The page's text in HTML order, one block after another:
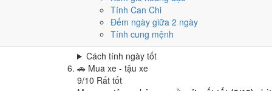
Tính Can Chi
Đếm ngày giữa 2 ngày
Tính cung mệnh
Nhập trạch - vào nhà mới
Rất tốt
Nhập trạch - vào nhà mới hôm nay ở
Cách tính ngày tốt
🚗 Mua xe - tậu xe
9/10 Rất tốt